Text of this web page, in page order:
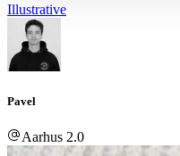
Illustrative
Pavel
Aarhus 2.0